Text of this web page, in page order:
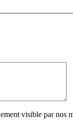
visible par nos